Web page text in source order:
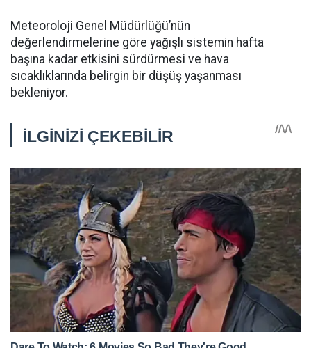
Meteoroloji Genel Müdürlüğü’nün
değerlendirmelerine göre yağışlı sistemin hafta
başına kadar etkisini sürdürmesi ve hava
sıcaklıklarında belirgin bir düşüş yaşanması
bekleniyor.